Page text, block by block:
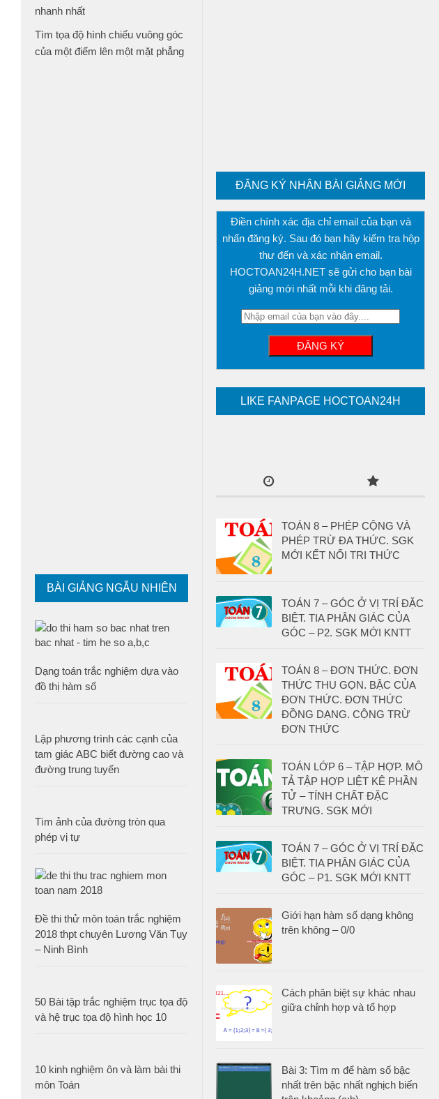
ĐĂNG KÝ NHẬN BÀI GIẢNG MỚI
Điền chính xác địa chỉ email của bạn và
nhấn đăng ký. Sau đó bạn hãy kiểm tra hộp
thư đến và xác nhận email.
HOCTOAN24H.NET sẽ gửi cho bạn bài
giảng mới nhất mỗi khi đăng tải.
LIKE FANPAGE HOCTOAN24H
TOÁN 8 – PHÉP CỘNG VÀ
PHÉP TRỪ ĐA THỨC. SGK
MỚI KẾT NỐI TRI THỨC
TOÁN 7 – GÓC Ở VỊ TRÍ ĐẶC
BIỆT. TIA PHÂN GIÁC CỦA
GÓC – P2. SGK MỚI KNTT
TOÁN 8 – ĐƠN THỨC. ĐƠN
THỨC THU GỌN. BẬC CỦA
ĐƠN THỨC. ĐƠN THỨC
ĐỒNG DẠNG. CỘNG TRỪ
ĐƠN THỨC
TOÁN LỚP 6 – TẬP HỢP. MÔ
TẢ TẬP HỢP LIỆT KÊ PHẦN
TỬ – TÍNH CHẤT ĐẶC
TRƯNG. SGK MỚI
TOÁN 7 – GÓC Ở VỊ TRÍ ĐẶC
BIỆT. TIA PHÂN GIÁC CỦA
GÓC – P1. SGK MỚI KNTT
Giới hạn hàm số dạng không
trên không – 0/0
Cách phân biệt sự khác nhau
giữa chỉnh hợp và tổ hợp
Bài 3: Tìm m để hàm số bậc
nhất trên bậc nhất nghịch biến
nhanh nhất
Tìm tọa độ hình chiếu vuông góc
của một điểm lên một mặt phẳng
BÀI GIẢNG NGẪU NHIÊN
Dạng toán trắc nghiệm dựa vào
đồ thị hàm số
Lập phương trình các cạnh của
tam giác ABC biết đường cao và
đường trung tuyến
Tìm ảnh của đường tròn qua
phép vị tự
Đề thi thử môn toán trắc nghiệm
2018 thpt chuyên Lương Văn Tụy
– Ninh Bình
50 Bài tập trắc nghiệm trục tọa độ
và hệ trục tọa độ hình học 10
10 kinh nghiệm ôn và làm bài thi
môn Toán